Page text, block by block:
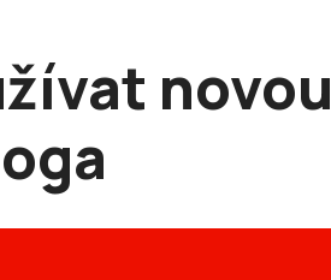
novou